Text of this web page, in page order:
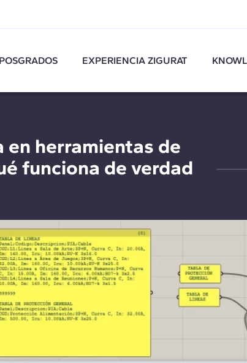
POSGRADOS EXPERIENCIA ZIGURAT
herramientas de
funciona de verdad